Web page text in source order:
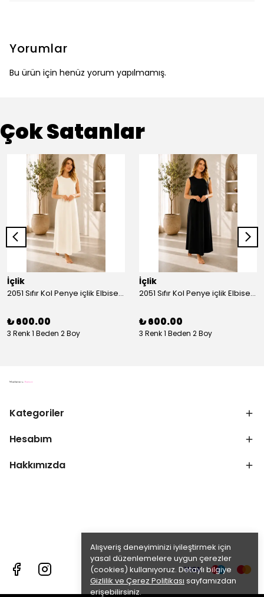
Alışveriş deneyiminizi iyileştirmek için
yasal düzenlemelere uygun çerezler
(cookies) kullanıyoruz. Detaylı bilgiye
Gizlilik ve Çerez Politikası sayfamızdan
erişebilirsiniz.
Yorumlar
Bu ürün için henüz yorum yapılmamış.
Çok Satanlar
İçlik
2051 Sıfır Kol Penye içlik Elbise - Ekru
₺ 600.00
3 Renk 1 Beden 2 Boy
İçlik
2051 Sıfır Kol Penye içlik Elbise - Siyah
₺ 600.00
3 Renk 1 Beden 2 Boy
Kategoriler
Hesabım
Hakkımızda